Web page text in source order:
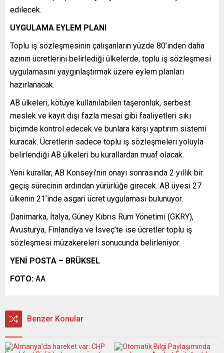
edilecek.
UYGULAMA EYLEM PLANI
Toplu iş sözleşmesinin çalışanların yüzde 80’inden daha
azının ücretlerini belirlediği ülkelerde, toplu iş sözleşmesi
uygulamasını yaygınlaştırmak üzere eylem planları
hazırlanacak.
AB ülkeleri, kötüye kullanılabilen taşeronluk, serbest
meslek ve kayıt dışı fazla mesai gibi faaliyetleri sıkı
biçimde kontrol edecek ve bunlara karşı yaptırım sistemi
kuracak. Ücretlerin sadece toplu iş sözleşmeleri yoluyla
belirlendiği AB ülkeleri bu kurallardan muaf olacak.
Yeni kurallar, AB Konseyi’nin onayı sonrasında 2 yıllık bir
geçiş sürecinin ardından yürürlüğe girecek. AB üyesi 27
ülkenin 21’inde asgari ücret uygulaması bulunuyor.
Danimarka, İtalya, Güney Kıbrıs Rum Yönetimi (GKRY),
Avusturya, Finlandiya ve İsveç’te ise ücretler toplu iş
sözleşmesi müzakereleri sonucunda belirleniyor.
YENİ POSTA – BRÜKSEL
FOTO: AA
Benzer Konular